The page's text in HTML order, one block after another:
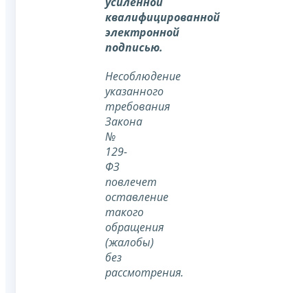
квалифицированной
электронной
подписью.
Несоблюдение
указанного
требования
Закона
№
129-
ФЗ
повлечет
оставление
такого
обращения
(жалобы)
без
рассмотрения.